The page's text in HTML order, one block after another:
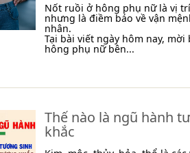
Nốt ruồi ở hông phụ nữ là vị
nhưng là điềm báo về vận
nhân.
Tại bài viết ngày hôm nay,
hông phụ nữ bên...
Thế nào là ngũ hành
khắc